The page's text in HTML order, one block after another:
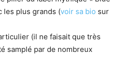
les plus grands (voir sa bio sur
(il ne faisait que très
samplé par de nombreux